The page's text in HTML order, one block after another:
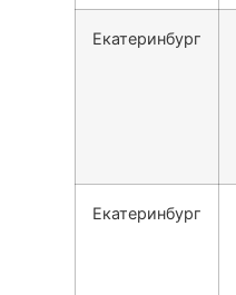
Екатеринбург
Екатеринбург